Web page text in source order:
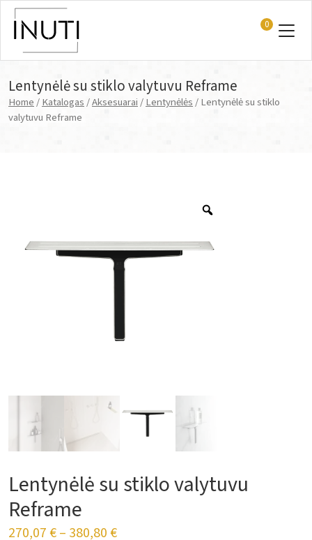
Main Navigation
0
Lentynėlė su stiklo valytuvu Reframe
Home/Katalogas/Aksesuarai/Lentynėlės/ Lentynėlė su stiklo
valytuvu Reframe
Lentynėlė su stiklo valytuvu
Reframe
270,07€– 380,80€